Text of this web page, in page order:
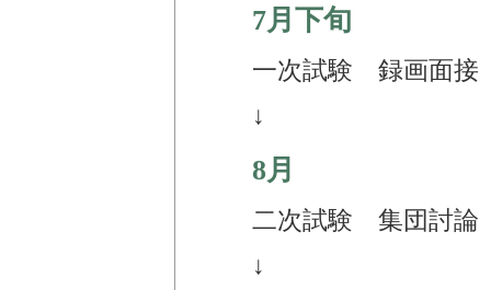
7月下旬
一次試験 録画面接
↓
8月
二次試験 集団討論
↓